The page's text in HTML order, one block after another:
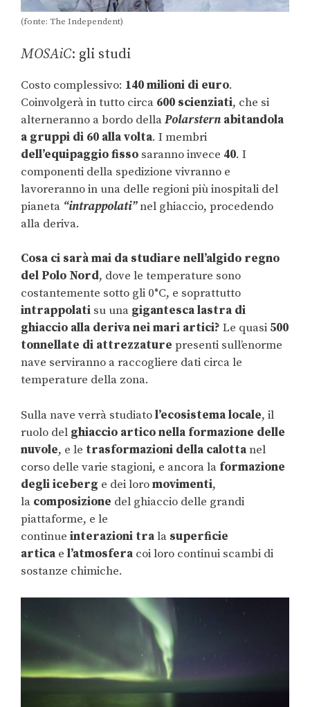
(fonte: The Independent)
MOSAiC: gli studi
Costo complessivo: 140 milioni di euro.
Coinvolgerà in tutto circa 600 scienziati, che si
alterneranno a bordo dellaPolarstern abitandola
a gruppi di 60 alla volta. I membri
dell’equipaggio fisso saranno invece 40. I
componenti della spedizione vivranno e
lavoreranno in una delle regioni più inospitali del
pianeta “intrappolati”nel ghiaccio, procedendo
alla deriva.
Cosa ci sarà mai da studiare nell’algido regno
del Polo Nord, dove le temperature sono
costantemente sotto gli 0°C, e soprattutto
intrappolati su una gigantesca lastra di
ghiaccio alla deriva nei mari artici? Le quasi 500
tonnellate di attrezzature presenti sull’enorme
nave serviranno a raccogliere dati circa le
temperature della zona.
Sulla nave verrà studiatol’ecosistema locale, il
ruolo del ghiaccio artico nella formazione delle
nuvole, e le trasformazioni della calottanel
corso delle varie stagioni, e ancora la formazione
degli iceberg e dei loromovimenti,
la composizione del ghiaccio delle grandi
piattaforme, e le
continue interazioni trala superficie
artica e l’atmosfera coi loro continui scambi di
sostanze chimiche.